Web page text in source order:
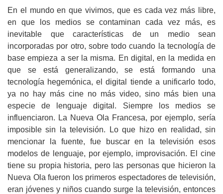
En el mundo en que vivimos, que es cada vez más libre,
en que los medios se contaminan cada vez más, es
inevitable que características de un medio sean
incorporadas por otro, sobre todo cuando la tecnología de
base empieza a ser la misma. En digital, en la medida en
que se está generalizando, se está formando una
tecnología hegemónica, el digital tiende a unificarlo todo,
ya no hay más cine no más video, sino más bien una
especie de lenguaje digital. Siempre los medios se
influenciaron. La Nueva Ola Francesa, por ejemplo, sería
imposible sin la televisión. Lo que hizo en realidad, sin
mencionar la fuente, fue buscar en la televisión esos
modelos de lenguaje, por ejemplo, improvisación. El cine
tiene su propia historia, pero las personas que hicieron la
Nueva Ola fueron los primeros espectadores de televisión,
eran jóvenes y niños cuando surge la televisión, entonces